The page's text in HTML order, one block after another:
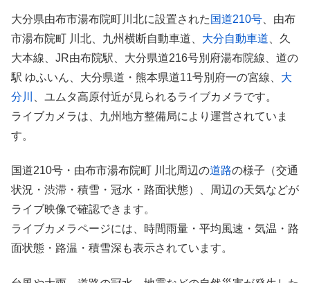
大分県由布市湯布院町川北に設置された 国道210号 、由布
市湯布院町 川北、九州横断自動車道、 大分自動車道 、久
大本線、JR由布院駅、大分県道216号別府湯布院線、道の
駅 ゆふいん、大分県道・熊本県道11号別府一の宮線、 大
分川
、ユムタ高原付近が見られるライブカメラです。
ライブカメラは、九州地方整備局により運営されていま
す。
国道210号・由布市湯布院町 川北周辺の道路の様子（交通
状況・渋滞・積雪・冠水・路面状態）、周辺の天気などが
ライブ映像で確認できます。
ライブカメラページには、時間雨量・平均風速・気温・路
面状態・路温・積雪深も表示されています。